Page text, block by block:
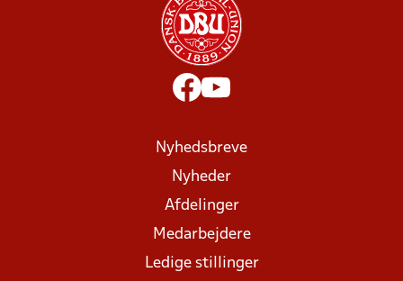
Nyhedsbreve
Nyheder
Afdelinger
Medarbejdere
Ledige stillinger